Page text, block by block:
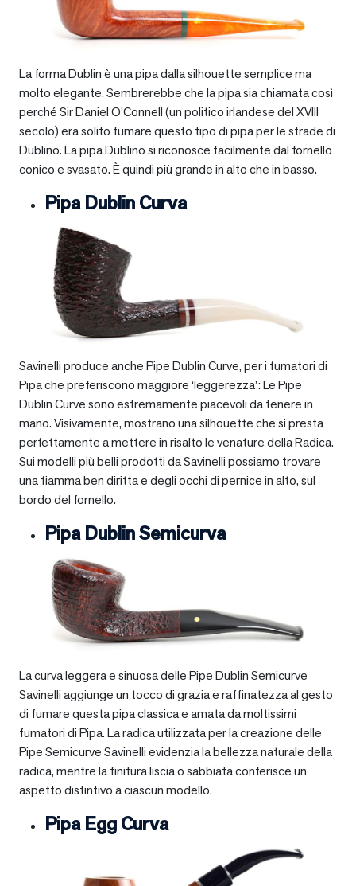
La forma Dublin è una pipa dalla silhouette semplice ma
molto elegante. Sembrerebbe che la pipa sia chiamata così
perché Sir Daniel O’Connell (un politico irlandese del XVIII
secolo) era solito fumare questo tipo di pipa per le strade di
Dublino. La pipa Dublino si riconosce facilmente dal fornello
conico e svasato. È quindi più grande in alto che in basso.
Pipa Dublin Curva
Savinelli produce anche Pipe Dublin Curve, per i fumatori di
Pipa che preferiscono maggiore ‘leggerezza’: Le Pipe
Dublin Curve sono estremamente piacevoli da tenere in
mano. Visivamente, mostrano una silhouette che si presta
perfettamente a mettere in risalto le venature della Radica.
Sui modelli più belli prodotti da Savinelli possiamo trovare
una fiamma ben diritta e degli occhi di pernice in alto, sul
bordo del fornello.
Pipa Dublin Semicurva
La curva leggera e sinuosa delle Pipe Dublin Semicurve
Savinelli aggiunge un tocco di grazia e raffinatezza al gesto
di fumare questa pipa classica e amata da moltissimi
fumatori di Pipa. La radica utilizzata per la creazione delle
Pipe Semicurve Savinelli evidenzia la bellezza naturale della
radica, mentre la finitura liscia o sabbiata conferisce un
aspetto distintivo a ciascun modello.
Pipa Egg Curva